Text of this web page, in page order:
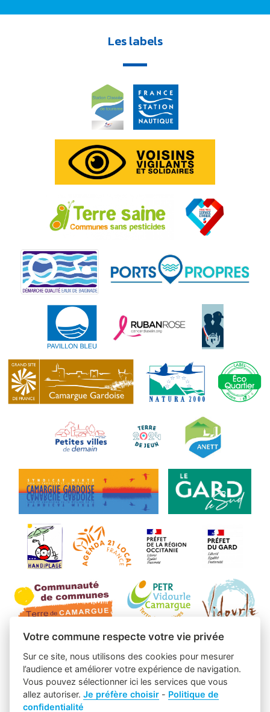
Les labels
Votre commune respecte votre vie privée
Sur ce site, nous utilisons des cookies pour mesurer
l’audience et améliorer votre expérience de navigation.
Vous pouvez sélectionner ici les services que vous
allez autoriser.Je préfère choisir - Politique de
confidentialité